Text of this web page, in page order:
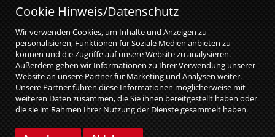
info@mca-frankfurt.de
Cookie Hinweis/Datenschutz
Wir verwenden Cookies, um Inhalte und Anzeigen zu
personalisieren, Funktionen für Soziale Medien anbieten zu
können und die Zugriffe auf unsere Website zu analysieren.
Außerdem geben wir Informationen zu Ihrer Verwendung unserer
Website an unsere Partner für Marketing und Analysen weiter.
Unsere Partner führen diese Informationen möglicherweise mit
weiteren Daten zusammen, die Sie ihnen bereitgestellt haben oder
die sie im Rahmen Ihrer Nutzung der Dienste gesammelt haben.
Website weiterhin nutzen.